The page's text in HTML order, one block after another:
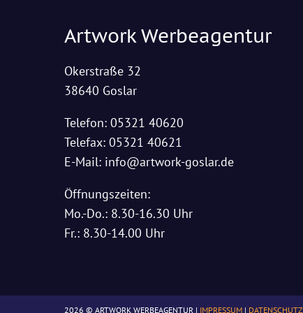
Artwork Werbeagentur
Okerstraße 32
38640 Goslar
Telefon: 05321 40620
Telefax: 05321 40621
E-Mail: info@artwork-goslar.de
Öffnungszeiten:
Mo.-Do.: 8.30-16.30 Uhr
Fr.: 8.30-14.00 Uhr
2026 © ARTWORK WERBEAGENTUR | IMPRESSUM | DATENSCHUTZ